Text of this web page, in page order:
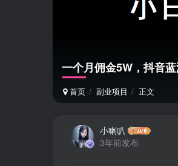
一个月佣金5W，抖音
首页 副业项目 正文
小喇叭
3年前发布